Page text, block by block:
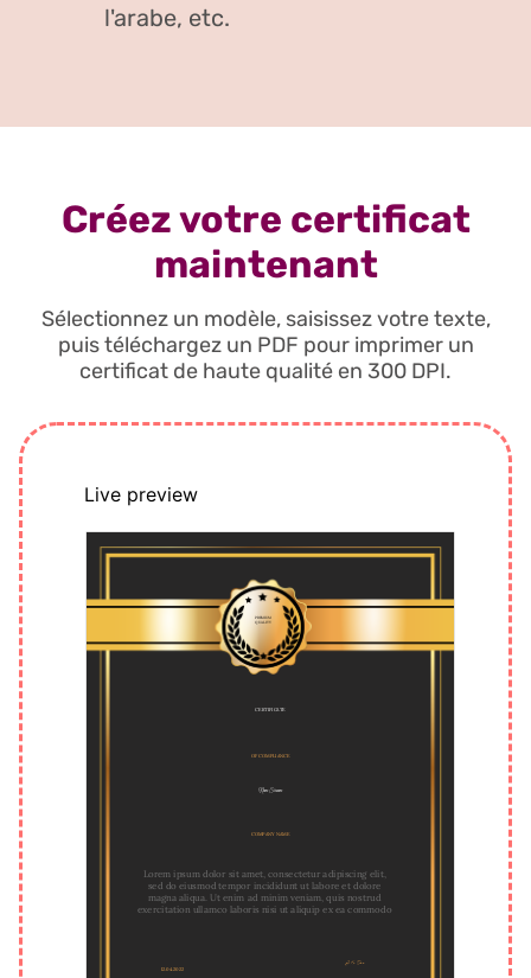
l'arabe, etc.
Créez votre certificat
maintenant
Sélectionnez un modèle, saisissez votre texte,
puis téléchargez un PDF pour imprimer un
certificat de haute qualité en 300 DPI.